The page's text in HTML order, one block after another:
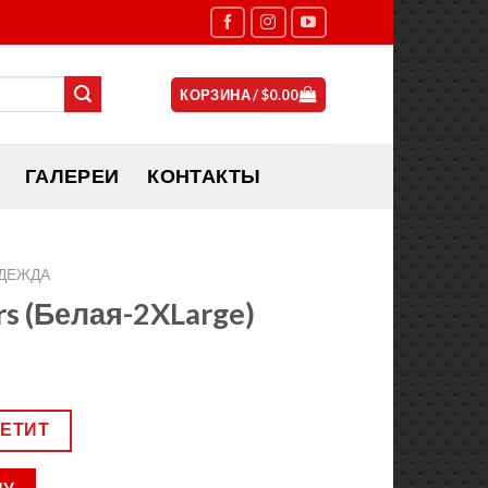
КОРЗИНА /$0.00
ГАЛЕРЕИ КОНТАКТЫ
(Белая-2XLarge)